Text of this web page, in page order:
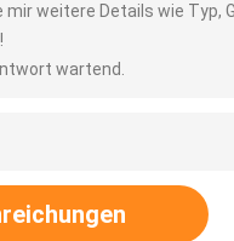
mir weitere Details wie Typ,
wartend.